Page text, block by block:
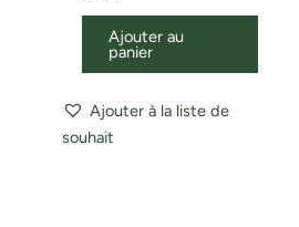
Ajouter au
panier
Ajouter à la liste de
souhait